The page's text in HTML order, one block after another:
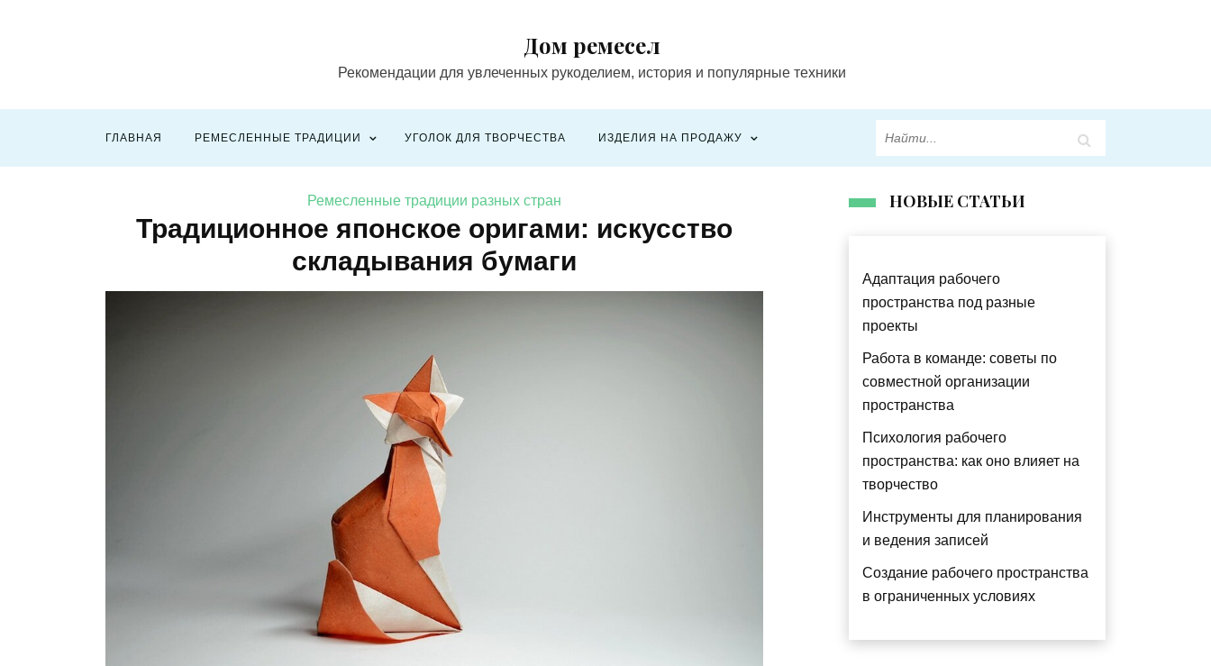
Дом ремесел
Рекомендации для увлеченных рукоделием, история и популярные техники
ГЛАВНАЯ РЕМЕСЛЕННЫЕ ТРАДИЦИИ УГОЛОК ДЛЯ ТВОРЧЕСТВА ИЗДЕЛИЯ НА ПРОДАЖУ
Ремесленные традиции разных стран
Традиционное японское оригами: искусство
складывания бумаги
НОВЫЕ СТАТЬИ
Адаптация рабочего
пространства под разные
проекты
Работа в команде: советы по
совместной организации
пространства
Психология рабочего
пространства: как оно влияет на
творчество
Инструменты для планирования
и ведения записей
Создание рабочего пространства
в ограниченных условиях